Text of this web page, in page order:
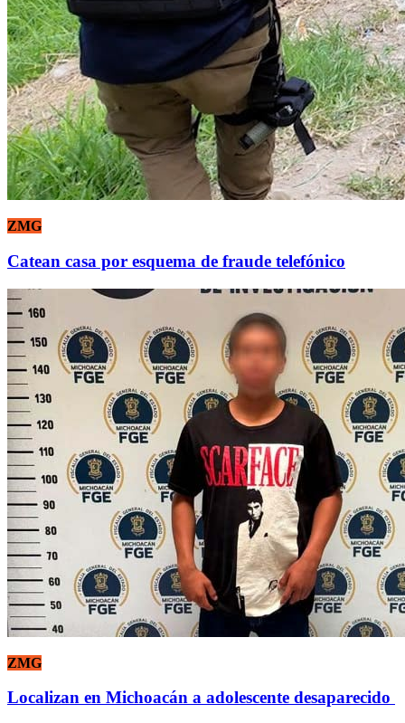
ZMG
Catean casa por esquema de fraude telefónico
ZMG
Localizan en Michoacán a adolescente desaparecido